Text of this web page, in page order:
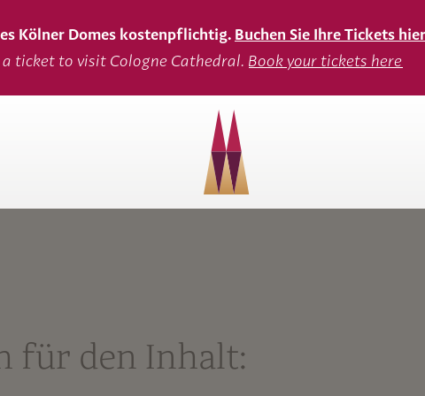
Kölner Domes kostenpflichtig. Buchen Sie Ihre Tickets hier
a ticket to visit Cologne Cathedral. Book your tickets here
für den Inhalt: